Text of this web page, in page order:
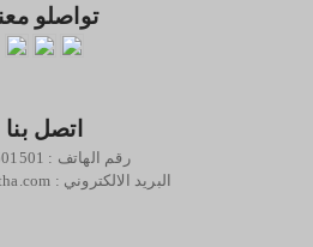
تواصلو
اتصل بنا
رقم الهاتف : 0789501501
: البريد الالكتروني